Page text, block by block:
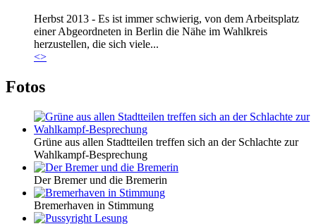
Marie_und_Wahlkreis.jpg
Marie_und_Wahlkreis.jpg
Herbst 2013 - Es ist immer schwierig, von dem Arbeitsplatz
einer Abgeordneten in Berlin die Nähe im Wahlkreis
herzustellen, die sich viele...
<>
Fotos
Grüne aus allen Stadtteilen treffen sich an der Schlachte zur
Wahlkampf-Besprechung
Der Bremer und die Bremerin
Bremerhaven in Stimmung